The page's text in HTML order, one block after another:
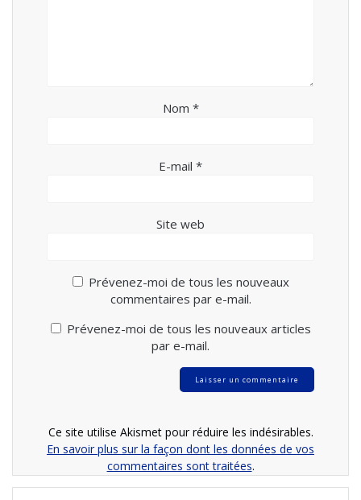
Nom *
E-mail *
Site web
Prévenez-moi de tous les nouveaux
commentaires par e-mail.
Prévenez-moi de tous les nouveaux articles
par e-mail.
Ce site utilise Akismet pour réduire les indésirables.
En savoir plus sur la façon dont les données de vos
commentaires sont traitées.